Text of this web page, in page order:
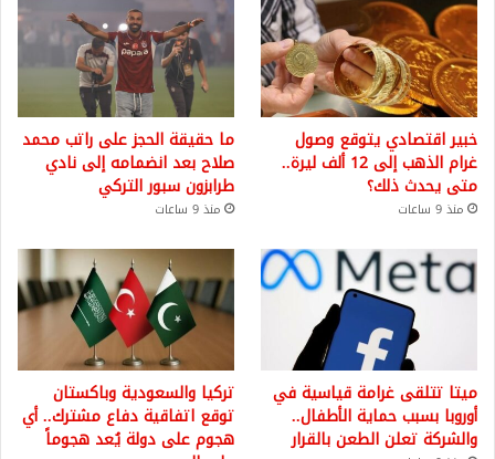
خبير اقتصادي يتوقع وصول
غرام الذهب إلى 12 ألف ليرة..
متى يحدث ذلك؟
منذ 9 ساعات
ما حقيقة الحجز على راتب محمد
صلاح بعد انضمامه إلى نادي
طرابزون سبور التركي
منذ 9 ساعات
ميتا تتلقى غرامة قياسية في
أوروبا بسبب حماية الأطفال..
والشركة تعلن الطعن بالقرار
تركيا والسعودية وباكستان
توقع اتفاقية دفاع مشترك.. أي
هجوم على دولة يُعد هجوماً